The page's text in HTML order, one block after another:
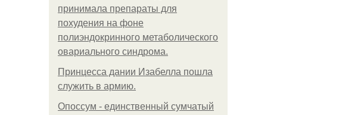
принимала препараты для
похудения на фоне
полиэндокринного метаболического
овариального синдрома.
Принцесса дании Изабелла пошла
служить в армию.
Опоссум - единственный сумчатый